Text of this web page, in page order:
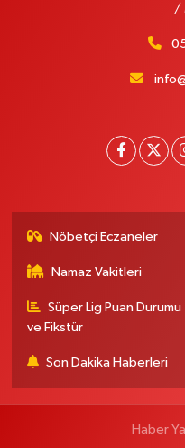
/
Nöbetçi Eczaneler
Namaz Vakitleri
Süper Lig Puan Durumu
ve Fikstür
Son Dakika Haberleri
Haber